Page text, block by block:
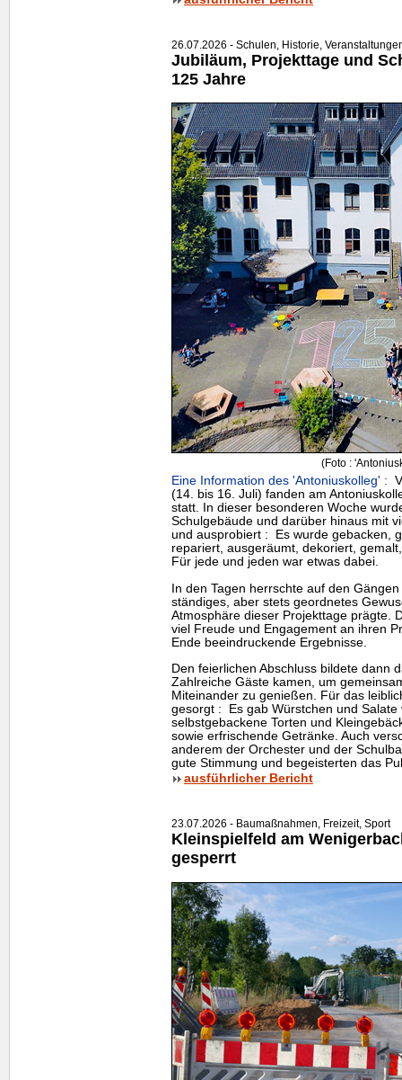
26.07.2026 - Schulen, Historie,
Jubiläum, Projekttage und
125 Jahre
(Foto :
Eine Information des 'Antoniuskolleg' :
(14. bis 16. Juli) fanden am
statt. In dieser besonderen Woche
Schulgebäude und darüber hinaus mit
und ausprobiert : Es wurde gebacken,
repariert, ausgeräumt, dekoriert,
Für jede und jeden war etwas dabei.
In den Tagen herrschte auf den
ständiges, aber stets geordnetes
Atmosphäre dieser Projekttage prägte.
viel Freude und Engagement an ihren
Ende beeindruckende Ergebnisse.
Den feierlichen Abschluss bildete dann
Zahlreiche Gäste kamen, um
Miteinander zu genießen. Für das
gesorgt : Es gab Würstchen und
selbstgebackene Torten und
sowie erfrischende Getränke. Auch
anderem der Orchester und der
gute Stimmung und begeisterten das
ausführlicher Bericht
23.07.2026 - Baumaßnahmen, Freizeit, Sport
Kleinspielfeld am
gesperrt